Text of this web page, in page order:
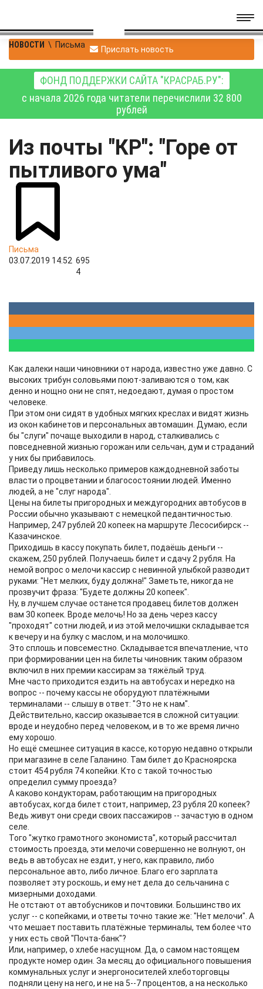
НОВОСТИ \ Письма Прислать новость
ФОНД ПОДДЕРЖКИ САЙТА "КРАСРАБ.РУ":
с начала 2026 года читатели перечислили 32 800
рублей
Из почты "КР": "Горе от
пытливого ума"
Письма
03.07.2019 14:52 695
4
Как далеки наши чиновники от народа, известно уже давно. С
высоких трибун соловьями поют-заливаются о том, как
денно и нощно они не спят, недоедают, думая о простом
человеке.
При этом они сидят в удобных мягких креслах и видят жизнь
из окон кабинетов и персональных автомашин. Думаю, если
бы "слуги" почаще выходили в народ, сталкивались с
повседневной жизнью горожан или сельчан, дум и страданий
у них бы прибавилось.
Приведу лишь несколько примеров каждодневной заботы
власти о процветании и благосостоянии людей. Именно
людей, а не "слуг народа".
Цены на билеты пригородных и междугородних автобусов в
России обычно указывают с немецкой педантичностью.
Например, 247 рублей 20 копеек на маршруте Лесосибирск --
Казачинское.
Приходишь в кассу покупать билет, подаёшь деньги --
скажем, 250 рублей. Получаешь билет и сдачу 2 рубля. На
немой вопрос о мелочи кассир с невинной улыбкой разводит
руками: "Нет мелких, буду должна!" Заметьте, никогда не
прозвучит фраза: "Будете должны 20 копеек".
Ну, в лучшем случае останется продавец билетов должен
вам 30 копеек. Вроде мелочь! Но за день через кассу
"проходят" сотни людей, и из этой мелочишки складывается
к вечеру и на булку с маслом, и на молочишко.
Это сплошь и повсеместно. Складывается впечатление, что
при формировании цен на билеты чиновник таким образом
включил в них премии кассирам за тяжёлый труд.
Мне часто приходится ездить на автобусах и нередко на
вопрос -- почему кассы не оборудуют платёжными
терминалами -- слышу в ответ: "Это не к нам".
Действительно, кассир оказывается в сложной ситуации:
вроде и неудобно перед человеком, и в то же время лично
ему хорошо.
Но ещё смешнее ситуация в кассе, которую недавно открыли
при магазине в селе Галанино. Там билет до Красноярска
стоит 454 рубля 74 копейки. Кто с такой точностью
определил сумму проезда?
А каково кондукторам, работающим на пригородных
автобусах, когда билет стоит, например, 23 рубля 20 копеек?
Ведь живут они среди своих пассажиров -- зачастую в одном
селе.
Того "жутко грамотного экономиста", который рассчитал
стоимость проезда, эти мелочи совершенно не волнуют, он
ведь в автобусах не ездит, у него, как правило, либо
персональное авто, либо личное. Благо его зарплата
позволяет эту роскошь, и ему нет дела до сельчанина с
мизерными доходами.
Не отстают от автобусников и почтовики. Большинство их
услуг -- с копейками, и ответы точно такие же: "Нет мелочи". А
что мешает поставить платёжные терминалы, тем более что
у них есть свой "Почта-банк"?
Или, например, о хлебе насущном. Да, о самом настоящем
продукте номер один. За месяц до официального повышения
коммунальных услуг и энергоносителей хлеботорговцы
подняли цену на него, и не на 5--7 процентов, а на несколько